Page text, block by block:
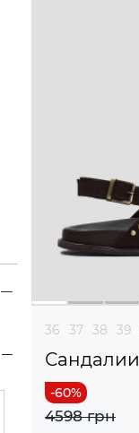
36 37 38 39
Сандалии
4598 грн